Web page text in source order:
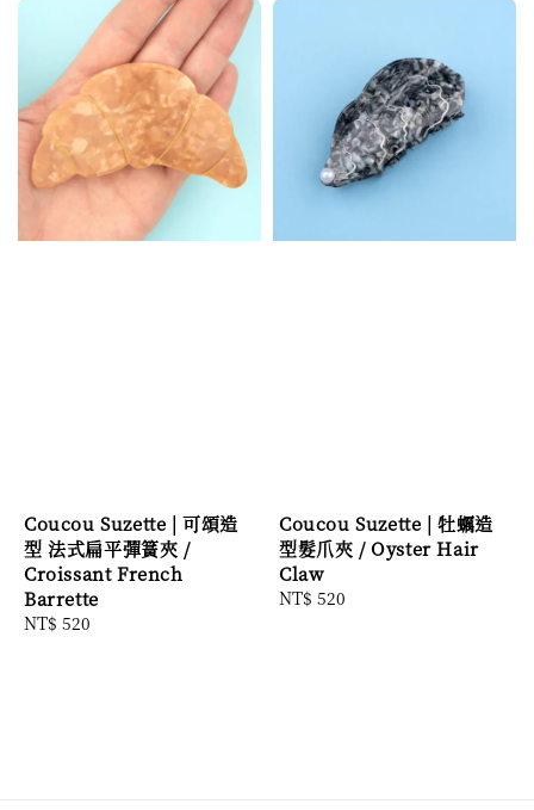
Coucou Suzette | 可頌造
型 法式扁平彈簧夾 /
Croissant French
Barrette
Regular
NT$ 520
Coucou Suzette | 牡蠣造
型髮爪夾 / Oyster Hair
Claw
Regular
NT$ 520